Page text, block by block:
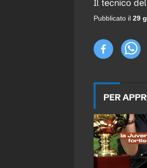
Il tecnico
Pubblicato il 29
PER